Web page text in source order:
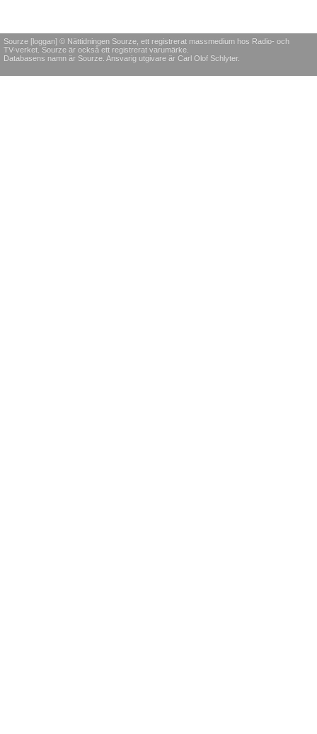
Sourze [loggan] © Nättidningen Sourze, ett registrerat massmedium hos Radio- och
TV-verket. Sourze är också ett registrerat varumärke.
Databasens namn är Sourze. Ansvarig utgivare är Carl Olof Schlyter.